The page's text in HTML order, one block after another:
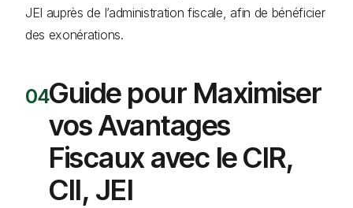
JEI auprès de l’administration fiscale, afin de bénéficier
des exonérations.
Guide pour Maximiser
vos Avantages
Fiscaux avec le CIR,
CII, JEI